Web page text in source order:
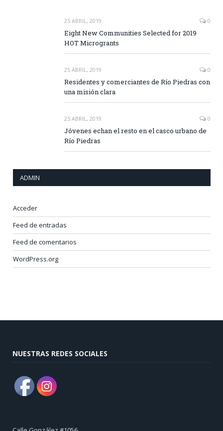
25 ABRIL, 2019 0
Eight New Communities Selected for 2019
HOT Microgrants
25 ABRIL, 2019 0
Residentes y comerciantes de Río Piedras con
una misión clara
25 ABRIL, 2019 0
Jóvenes echan el resto en el casco urbano de
Río Piedras
ADMIN
Acceder
Feed de entradas
Feed de comentarios
WordPress.org
NUESTRAS REDES SOCIALES